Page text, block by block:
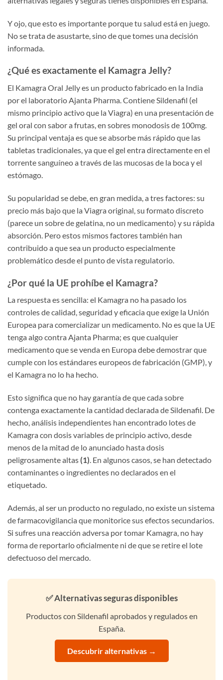
Y ojo, que esto es importante porque tu salud está en juego.
No se trata de asustarte, sino de que tomes una decisión
informada.
¿Qué es exactamente el Kamagra Jelly?
El Kamagra Oral Jelly es un producto fabricado en la India
por el laboratorio Ajanta Pharma. Contiene Sildenafil (el
mismo principio activo que la Viagra) en una presentación de
gel oral con sabor a frutas, en sobres monodosis de 100mg.
Su principal ventaja es que se absorbe más rápido que las
tabletas tradicionales, ya que el gel entra directamente en el
torrente sanguíneo a través de las mucosas de la boca y el
estómago.
Su popularidad se debe, en gran medida, a tres factores: su
precio más bajo que la Viagra original, su formato discreto
(parece un sobre de gelatina, no un medicamento) y su rápida
absorción. Pero estos mismos factores también han
contribuido a que sea un producto especialmente
problemático desde el punto de vista regulatorio.
¿Por qué la UE prohíbe el Kamagra?
La respuesta es sencilla: el Kamagra no ha pasado los
controles de calidad, seguridad y eficacia que exige la Unión
Europea para comercializar un medicamento. No es que la UE
tenga algo contra Ajanta Pharma; es que cualquier
medicamento que se venda en Europa debe demostrar que
cumple con los estándares europeos de fabricación (GMP), y
el Kamagra no lo ha hecho.
Esto significa que no hay garantía de que cada sobre
contenga exactamente la cantidad declarada de Sildenafil. De
hecho, análisis independientes han encontrado lotes de
Kamagra con dosis variables de principio activo, desde
menos de la mitad de lo anunciado hasta dosis
peligrosamente altas (1). En algunos casos, se han detectado
contaminantes o ingredientes no declarados en el
etiquetado.
Además, al ser un producto no regulado, no existe un sistema
de farmacovigilancia que monitorice sus efectos secundarios.
Si sufres una reacción adversa por tomar Kamagra, no hay
forma de reportarlo oficialmente ni de que se retire el lote
defectuoso del mercado.
✅ Alternativas seguras disponibles
Productos con Sildenafil aprobados y regulados en
España.
Descubrir alternativas →